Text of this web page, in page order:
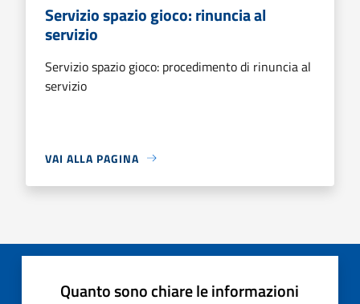
Servizio spazio gioco: rinuncia al
servizio
Servizio spazio gioco: procedimento di rinuncia al
servizio
VAI ALLA PAGINA
Quanto sono chiare le informazioni